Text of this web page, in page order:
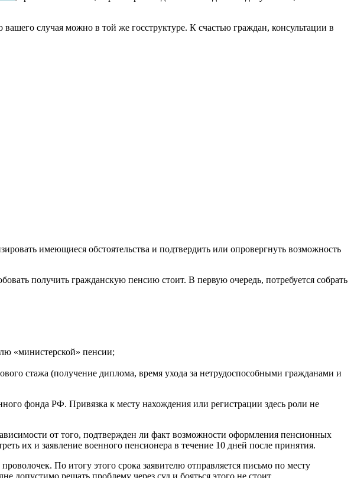
случая можно в той же госструктуре. К счастью граждан, консультации в
имеющиеся обстоятельства и подтвердить или опровергнуть возможность
получить гражданскую пенсию стоит. В первую очередь, потребуется собрать
«министерской» пенсии;
стажа (получение диплома, время ухода за нетрудоспособными гражданами и
фонда РФ. Привязка к месту нахождения или регистрации здесь роли не
от того, подтвержден ли факт возможности оформления пенсионных
их и заявление военного пенсионера в течение 10 дней после принятия.
По итогу этого срока заявителю отправляется письмо по месту
решать проблему через суд и бояться этого не стоит.